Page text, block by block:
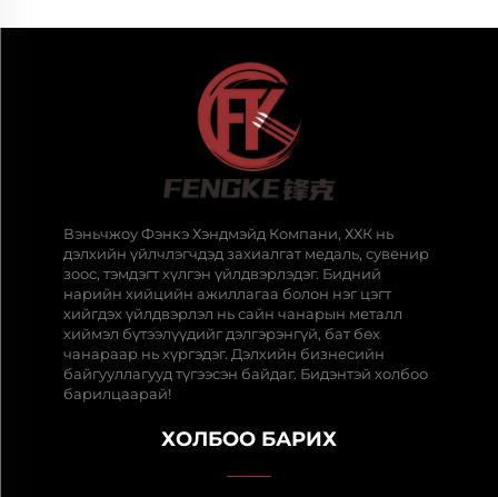
Вэньчжоу Фэнкэ Хэндмэйд Компани, ХХК нь
дэлхийн үйлчлэгчдэд захиалгат медаль, сувенир
зоос, тэмдэгт хүлгэн үйлдвэрлэдэг. Бидний
нарийн хийцийн ажиллагаа болон нэг цэгт
хийгдэх үйлдвэрлэл нь сайн чанарын металл
хиймэл бүтээлүүдийг дэлгэрэнгүй, бат бөх
чанараар нь хүргэдэг. Дэлхийн бизнесийн
байгууллагууд түгээсэн байдаг. Бидэнтэй холбоо
барилцаарай!
ХОЛБОО БАРИХ